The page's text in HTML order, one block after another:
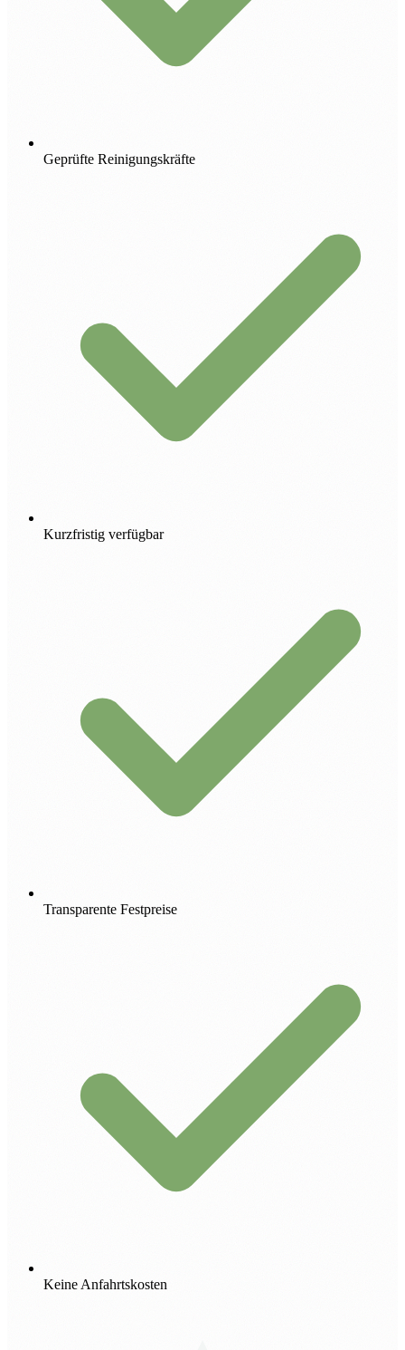
Geprüfte Reinigungskräfte
Kurzfristig verfügbar
Transparente Festpreise
Keine Anfahrtskosten